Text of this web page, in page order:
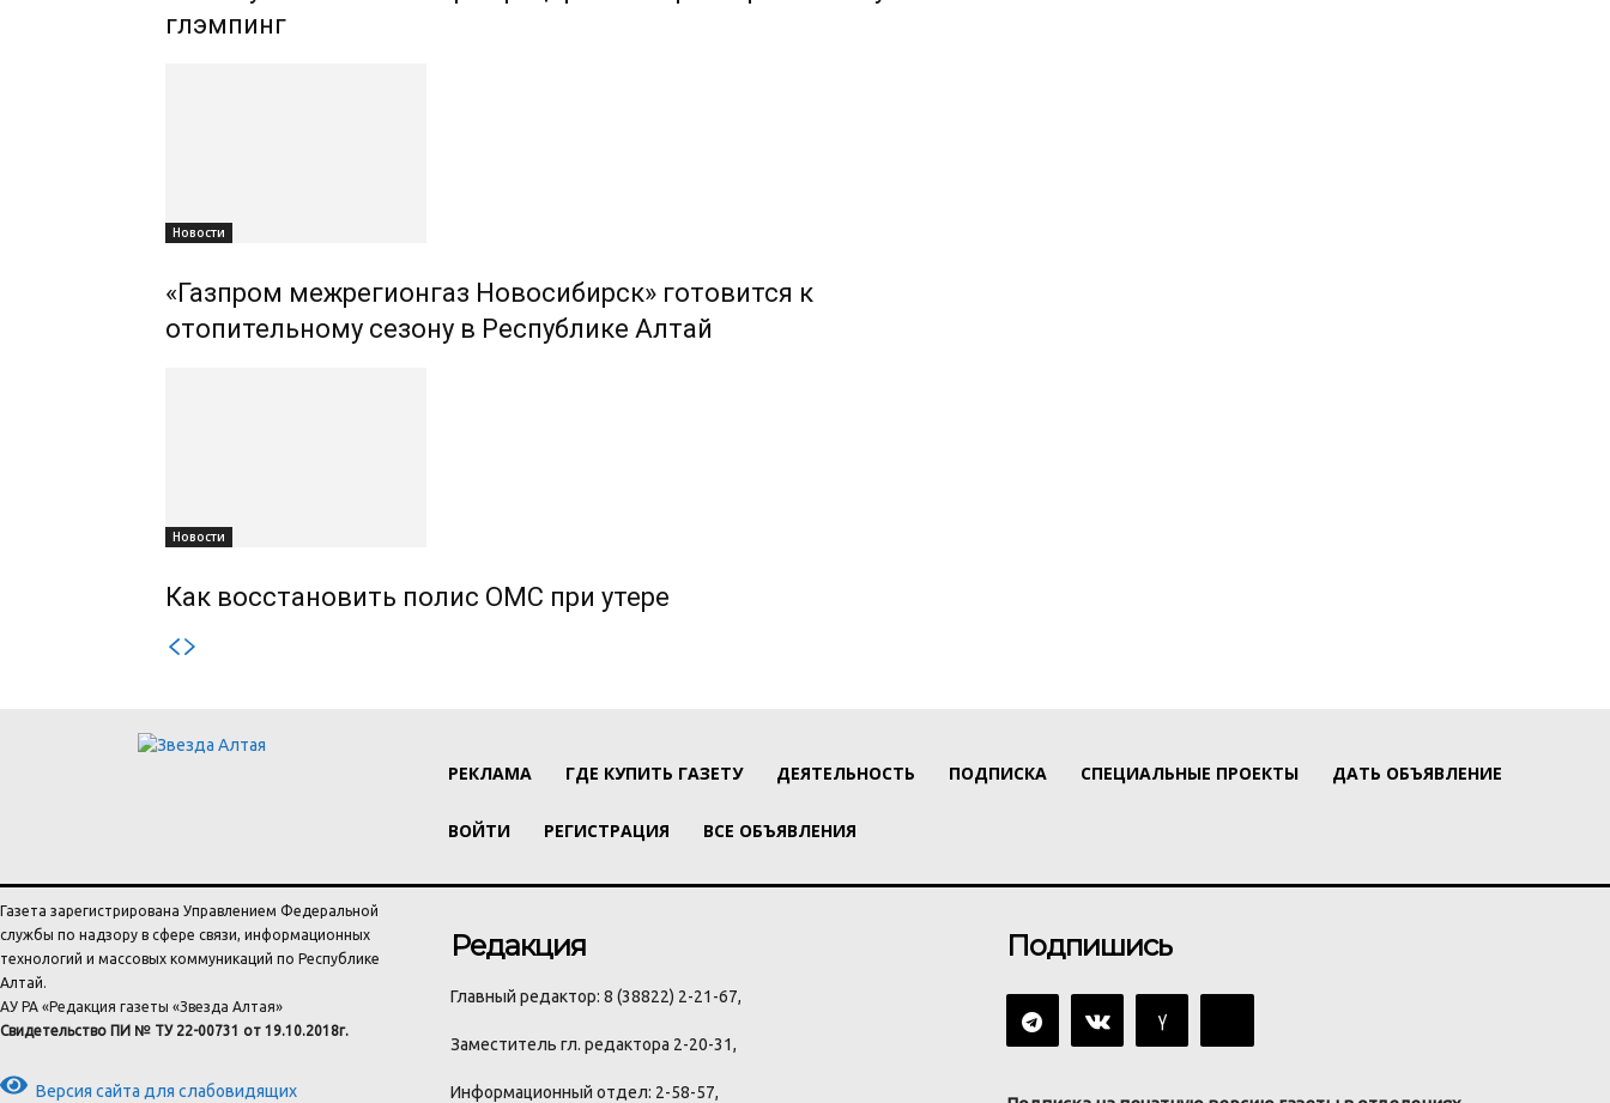
глэмпинг
Новости
«Газпром межрегионгаз Новосибирск» готовится к
отопительному сезону в Республике Алтай
Новости
Как восстановить полис ОМС при утере
РЕКЛАМА ГДЕ КУПИТЬ ГАЗЕТУ ДЕЯТЕЛЬНОСТЬ ПОДПИСКА СПЕЦИАЛЬНЫЕ ПРОЕКТЫ ДАТЬ ОБЪЯВЛЕНИЕ
ВОЙТИ РЕГИСТРАЦИЯ ВСЕ ОБЪЯВЛЕНИЯ
Газета зарегистрирована Управлением Федеральной
службы по надзору в сфере связи, информационных
технологий и массовых коммуникаций по Республике
Алтай.
АУ РА «Редакция газеты «Звезда Алтая»
Свидетельство ПИ № ТУ 22-00731 от 19.10.2018г.
Версия сайта для слабовидящих
Редакция
Главный редактор: 8 (38822) 2-21-67,
Заместитель гл. редактора 2-20-31,
Информационный отдел: 2-58-57,
Подпишись